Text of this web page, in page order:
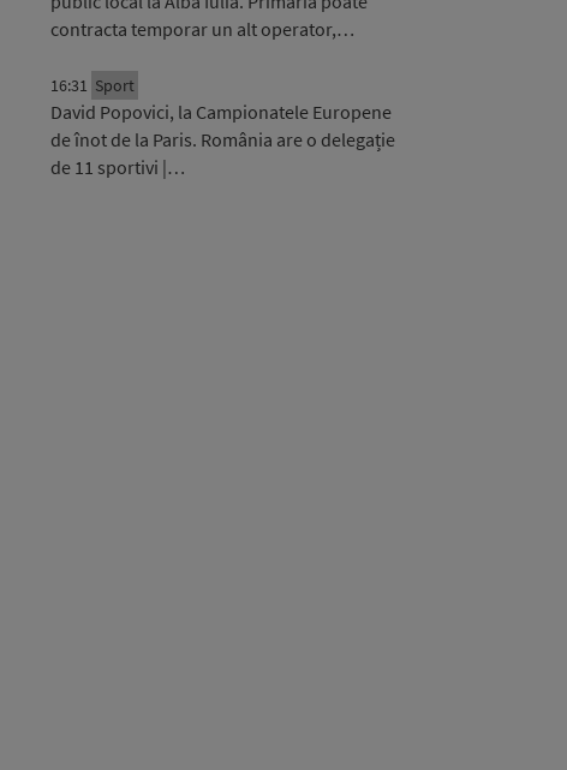
contracta temporar un alt operator,…
16:31 Sport
David Popovici, la Campionatele Europene
de înot de la Paris. România are o delegație
de 11 sportivi |…